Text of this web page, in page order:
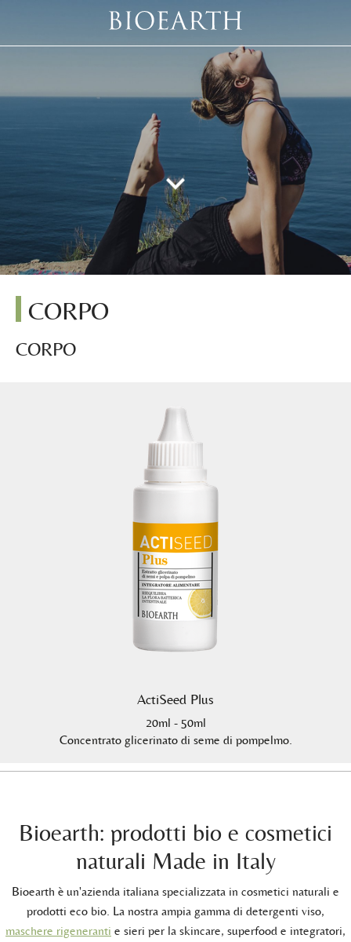
CORPO
CORPO
ActiSeed Plus
20ml - 50ml
Concentrato glicerinato di seme di pompelmo.
Bioearth: prodotti bio e cosmetici
naturali Made in Italy
Bioearth è un'azienda italiana specializzata in cosmetici naturali e
prodotti eco bio. La nostra ampia gamma di detergenti viso,
maschere rigeneranti e sieri per la skincare, superfood e integratori,